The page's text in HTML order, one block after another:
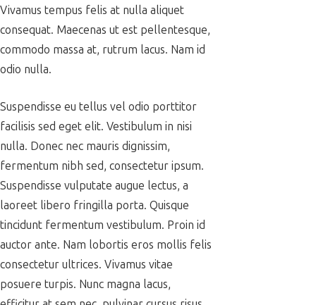
Vivamus tempus felis at nulla aliquet
consequat. Maecenas ut est pellentesque,
commodo massa at, rutrum lacus. Nam id
odio nulla.
Suspendisse eu tellus vel odio porttitor
facilisis sed eget elit. Vestibulum in nisi
nulla. Donec nec mauris dignissim,
fermentum nibh sed, consectetur ipsum.
Suspendisse vulputate augue lectus, a
laoreet libero fringilla porta. Quisque
tincidunt fermentum vestibulum. Proin id
auctor ante. Nam lobortis eros mollis felis
consectetur ultrices. Vivamus vitae
posuere turpis. Nunc magna lacus,